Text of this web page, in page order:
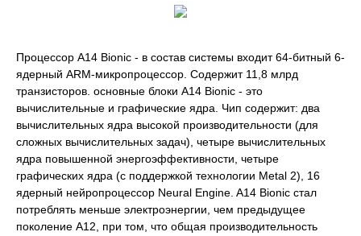
Процессор A14 Bionic - в состав системы входит 64-битный 6-
ядерный ARM-микропроцессор. Содержит 11,8 млрд
транзисторов. основные блоки A14 Bionic - это
вычислительные и графические ядра. Чип содержит: два
вычислительных ядра высокой производительности (для
сложных вычислительных задач), четыре вычислительных
ядра повышенной энергоэффективности, четыре
графических ядра (с поддержкой технологии Metal 2), 16
ядерный нейропроцессор Neural Engine. A14 Bionic стал
потреблять меньше электроэнергии, чем предыдущее
поколение A12, при том, что общая производительность